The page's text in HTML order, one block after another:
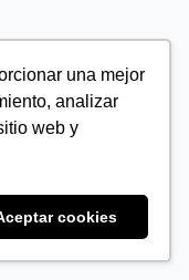
una mejor
analizar
web y
cookies